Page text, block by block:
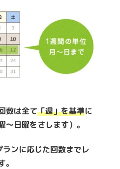
数は全て「週」を基準に
～日曜をさします）。
ンに応じた回数までレ